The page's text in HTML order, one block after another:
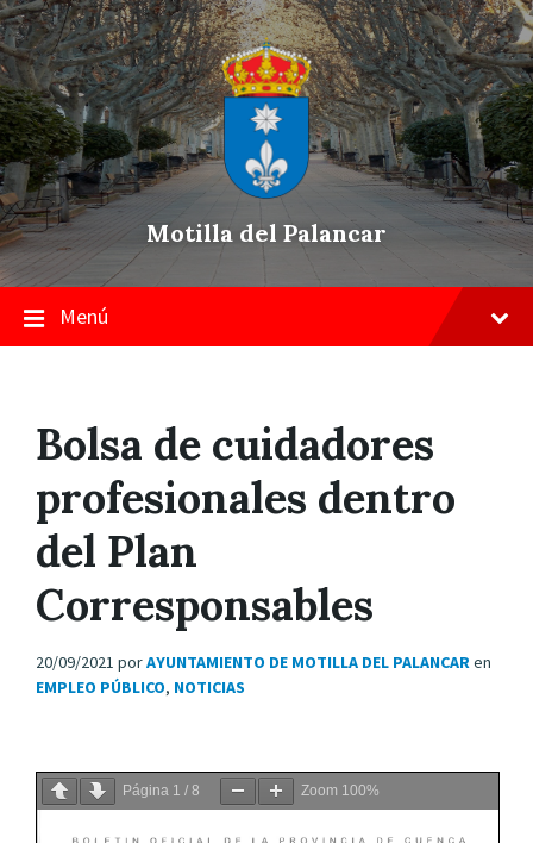
Skip
to
content
Saltar
a
la
navegación
principal
Saltar
a
pie
de
página
Motilla del Palancar
Menú
Bolsa de cuidadores
profesionales dentro
del Plan
Corresponsables
20/09/2021 porAYUNTAMIENTO DE MOTILLA DEL PALANCARen
EMPLEO PÚBLICO, NOTICIAS
Página 1 / 8 Zoom 100%